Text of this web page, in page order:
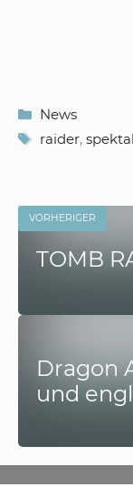
Kategorien
News
Schlagwörter
raider,
VORHERIGER
TOMB
Dragon
und